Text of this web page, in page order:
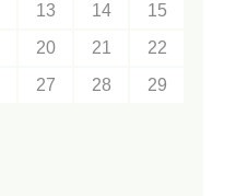
13 14
15
20 21
22
27 28
29